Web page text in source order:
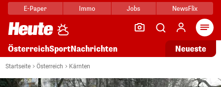
E-Paper Immo Jobs NewsFlix
ÖsterreichSportNachrichten Neueste
Startseite Österreich Kärnten